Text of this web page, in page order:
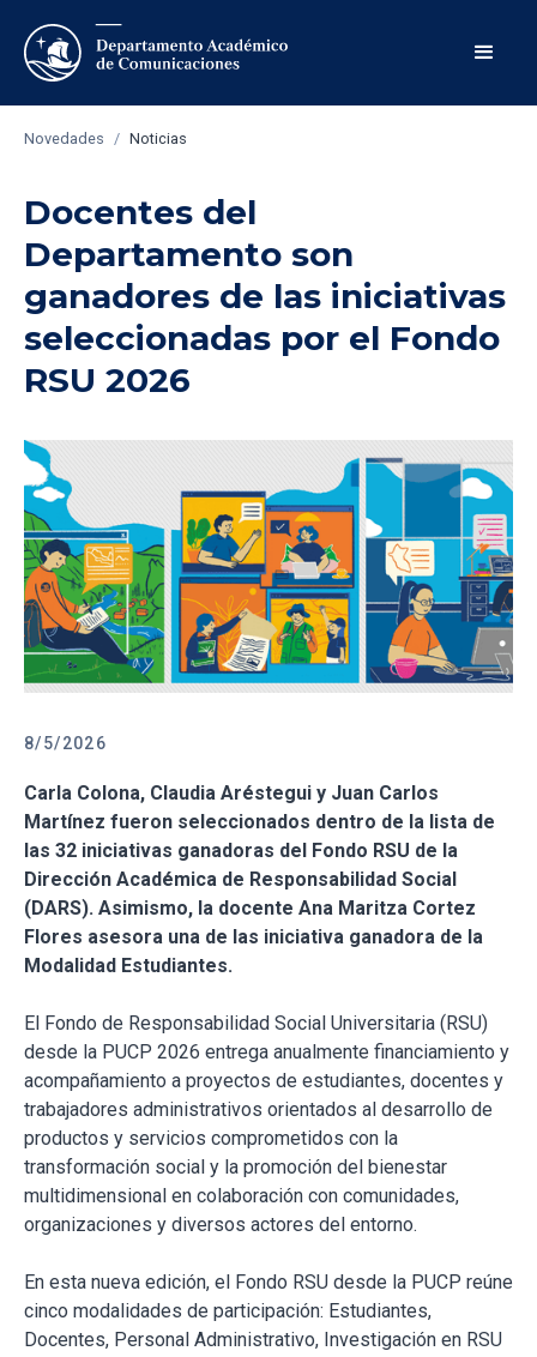
Novedades / Noticias
Docentes del
Departamento son
ganadores de las iniciativas
seleccionadas por el Fondo
RSU 2026
8/5/2026
Carla Colona, Claudia Aréstegui y Juan Carlos
Martínez fueron seleccionados dentro de la lista de
las 32 iniciativas ganadoras del Fondo RSU de la
Dirección Académica de Responsabilidad Social
(DARS). Asimismo, la docente Ana Maritza Cortez
Flores asesora una de las iniciativa ganadora de la
Modalidad Estudiantes.
El Fondo de Responsabilidad Social Universitaria (RSU)
desde la PUCP 2026 entrega anualmente financiamiento y
acompañamiento a proyectos de estudiantes, docentes y
trabajadores administrativos orientados al desarrollo de
productos y servicios comprometidos con la
transformación social y la promoción del bienestar
multidimensional en colaboración con comunidades,
organizaciones y diversos actores del entorno.
En esta nueva edición, el Fondo RSU desde la PUCP reúne
cinco modalidades de participación: Estudiantes,
Docentes, Personal Administrativo, Investigación en RSU